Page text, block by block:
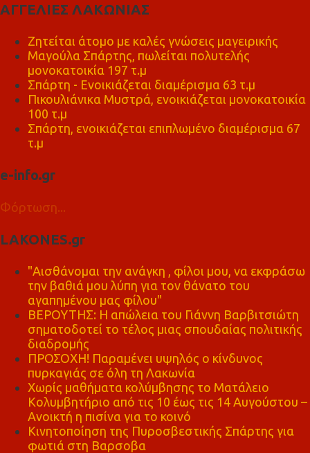
ΑΓΓΕΛΙΕΣ ΛΑΚΩΝΙΑΣ
Ζητείται άτομο με καλές γνώσεις μαγειρικής
Μαγούλα Σπάρτης, πωλείται πολυτελής
μονοκατοικία 197 τ.μ
Σπάρτη - Ενοικιάζεται διαμέρισμα 63 τ.μ
Πικουλιάνικα Μυστρά, ενοικιάζεται μονοκατοικία
100 τ.μ
Σπάρτη, ενοικιάζεται επιπλωμένο διαμέρισμα 67
τ.μ
e-info.gr
Φόρτωση...
LAKONES.gr
"Αισθάνομαι την ανάγκη , φίλοι μου, να εκφράσω
την βαθιά μου λύπη για τον θάνατο του
αγαπημένου μας φίλου"
ΒΕΡΟΥΤΗΣ: Η απώλεια του Γιάννη Βαρβιτσιώτη
σηματοδοτεί το τέλος μιας σπουδαίας πολιτικής
διαδρομής
ΠΡΟΣΟΧΗ! Παραμένει υψηλός ο κίνδυνος
πυρκαγιάς σε όλη τη Λακωνία
Χωρίς μαθήματα κολύμβησης το Ματάλειο
Κολυμβητήριο από τις 10 έως τις 14 Αυγούστου –
Ανοικτή η πισίνα για το κοινό
Κινητοποίηση της Πυροσβεστικής Σπάρτης για
φωτιά στη Βαρσοβα